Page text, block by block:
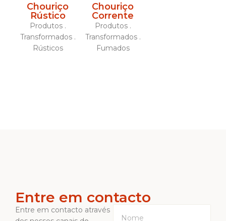
Chouriço
Rústico
Produtos .
Transformados .
Rústicos
Chouriço
Corrente
Produtos .
Transformados .
Fumados
Entre em contacto
Entre em contacto através